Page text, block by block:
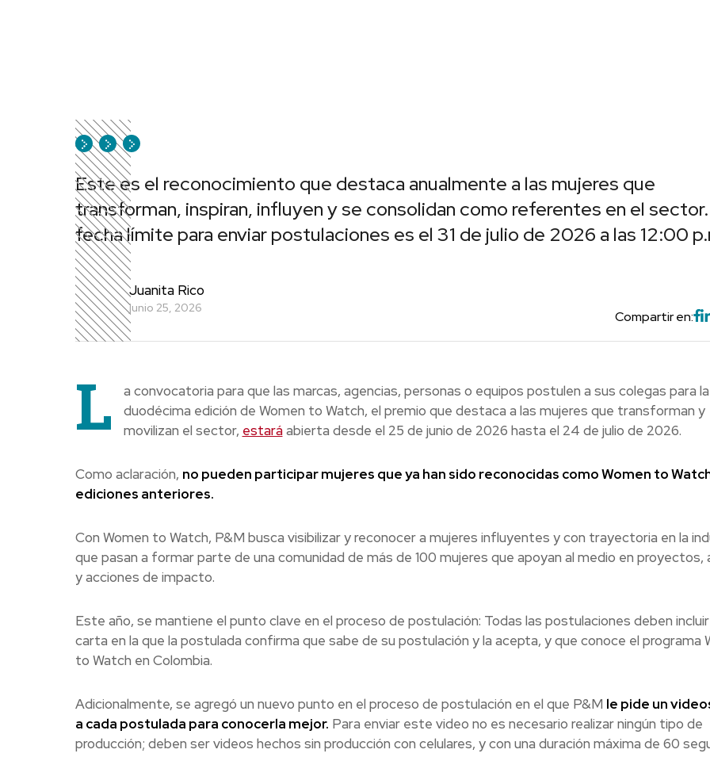
Este es el reconocimiento que destaca anualmente a las mujeres que
transforman, inspiran, influyen y se consolidan como referentes en el
fecha límite para enviar postulaciones es el 31 de julio de 2026 a las 12:00
Juanita Rico
junio 25, 2026
Compartir en:
L
a convocatoria para que las marcas, agencias, personas o equipos postulen a sus colegas para la
duodécima edición de Women to Watch, el premio que destaca a las mujeres que transforman y
movilizan el sector, estaráabierta desde el 25 de junio de 2026 hasta el 24 de julio de 2026.
Como aclaración, no pueden participar mujeres que ya han sido reconocidas como Women to
ediciones anteriores.
Con Women to Watch, P&M busca visibilizar y reconocer a mujeres influyentes y con trayectoria en la
que pasan a formar parte de una comunidad de más de 100 mujeres que apoyan al medio en proyectos,
y acciones de impacto.
Este año, se mantiene el punto clave en el proceso de postulación: Todas las postulaciones deben
carta en la que la postulada confirma que sabe de su postulación y la acepta, y que conoce el programa
to Watch en Colombia.
Adicionalmente, se agregó un nuevo punto en el proceso de postulación en el que P&M le pide un
a cada postulada para conocerla mejor. Para enviar este video no es necesario realizar ningún tipo de
producción; deben ser videos hechos sin producción con celulares, y con una duración máxima de 60